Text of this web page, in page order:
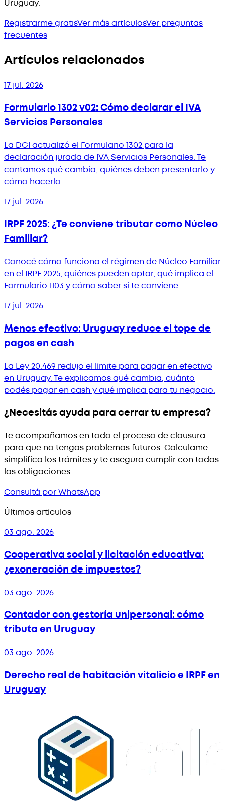
Uruguay.
Registrarme gratisVer más artículosVer preguntas
frecuentes
Artículos relacionados
17 jul. 2026
Formulario 1302 v02: Cómo declarar el IVA
Servicios Personales
La DGI actualizó el Formulario 1302 para la
declaración jurada de IVA Servicios Personales. Te
contamos qué cambia, quiénes deben presentarlo y
cómo hacerlo.
17 jul. 2026
IRPF 2025: ¿Te conviene tributar como Núcleo
Familiar?
Conocé cómo funciona el régimen de Núcleo Familiar
en el IRPF 2025, quiénes pueden optar, qué implica el
Formulario 1103 y cómo saber si te conviene.
17 jul. 2026
Menos efectivo: Uruguay reduce el tope de
pagos en cash
La Ley 20.469 redujo el límite para pagar en efectivo
en Uruguay. Te explicamos qué cambia, cuánto
podés pagar en cash y qué implica para tu negocio.
¿Necesitás ayuda para cerrar tu empresa?
Te acompañamos en todo el proceso de clausura
para que no tengas problemas futuros. Calculame
simplifica los trámites y te asegura cumplir con todas
las obligaciones.
Consultá por WhatsApp
Últimos artículos
03 ago. 2026
Cooperativa social y licitación educativa:
¿exoneración de impuestos?
03 ago. 2026
Contador con gestoría unipersonal: cómo
tributa en Uruguay
03 ago. 2026
Derecho real de habitación vitalicio e IRPF en
Uruguay